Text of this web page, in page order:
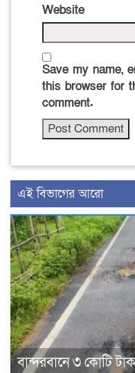
Website
Save my name,
this browser for
comment.
এই বিভাগের আরো
বান্দরবানে ৩ কোটি